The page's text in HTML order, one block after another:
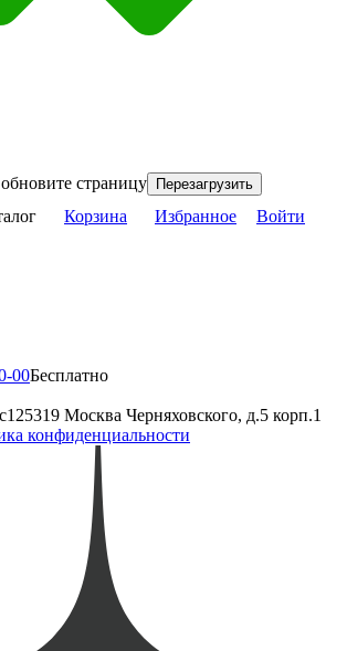
страницу Перезагрузить
Корзина Избранное Войти
00Бесплатно
125319 Москва Черняховского, д.5 корп.1
конфиденциальности